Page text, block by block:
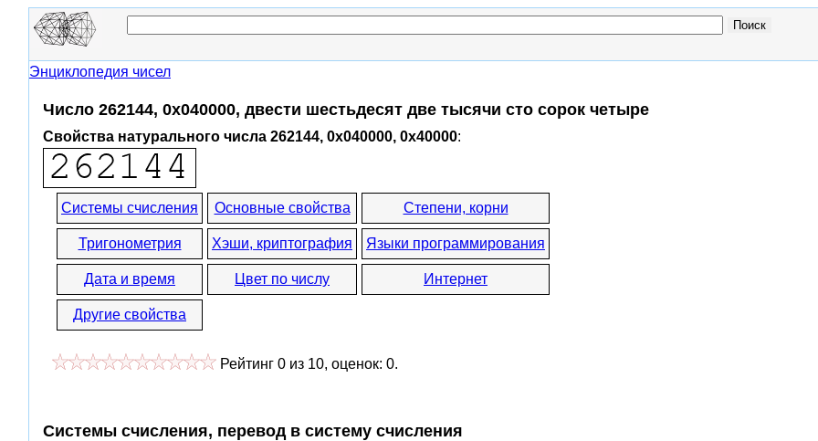
Энциклопедия чисел
Число 262144, 0x040000, двести шестьдесят две тысячи сто сорок четыре
Свойства натурального числа 262144, 0x040000, 0x40000:
Системы счисления Основные свойства Степени, корни
Тригонометрия Хэши, криптография Языки программирования
Дата и время Цвет по числу Интернет
Другие свойства
Рейтинг 0 из 10, оценок: 0.
Системы счисления, перевод в систему счисления